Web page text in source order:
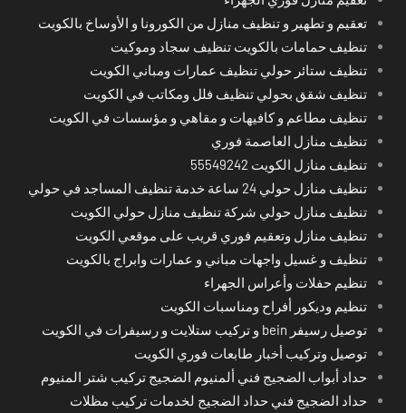
تعقيم و تطهير و تنظيف منازل من الكورونا و الأوساخ بالكويت
تنظيف حمامات بالكويت تنظيف سجاد وموكيت
تنظيف ستائر حولي تنظيف عمارات ومباني الكويت
تنظيف شقق بحولي تنظيف فلل ومكاتب في الكويت
تنظيف مطاعم و كافيهات و مقاهي و مؤسسات في الكويت
تنظيف منازل العاصمة فوري
تنظيف منازل الكويت 55549242
تنظيف منازل حولي 24 ساعة خدمة تنظيف المساجد في حولي
تنظيف منازل حولي شركة تنظيف منازل حولي الكويت
تنظيف منازل وتعقيم فوري قريب على موقعي الكويت
تنظيف و غسيل واجهات مباني و عمارات وابراج بالكويت
تنظيم حفلات وأعراس الجهراء
تنظيم وديكور أفراح ومناسبات الكويت
توصيل رسيفر bein و تركيب ستلايت و رسيفرات في الكويت
توصيل وتركيب أخبار طابعات فوري الكويت
حداد أبواب الضجيج فني ألمنيوم الضجيج تركيب شتر المنيوم
حداد الضجيج فني حداد الضجيج لخدمات تركيب مظلات